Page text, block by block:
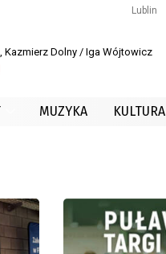
Lublin
Kazmierz Dolny / Iga Wójtowicz
MUZYKA KULTURA